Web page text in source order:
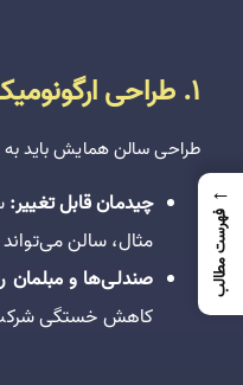
1. طراحی ارگونومیک و منعطف سالن همایش
طراحی سالن همایش باید به
چیدمان قابل تغییر:
مثال، سالن
صندلی‌ها و مبلمان
کاهش خستگی
←
فهرست مطالب